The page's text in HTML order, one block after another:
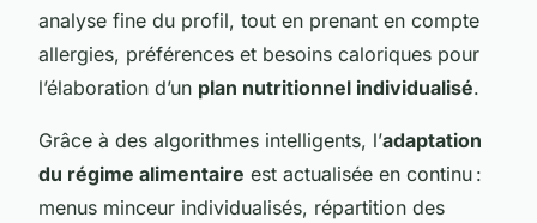
analyse fine du profil, tout en prenant en compte
allergies, préférences et besoins caloriques pour
l’élaboration d’un plan nutritionnel individualisé.
Grâce à des algorithmes intelligents, l’adaptation
du régime alimentaire est actualisée en continu :
menus minceur individualisés, répartition des